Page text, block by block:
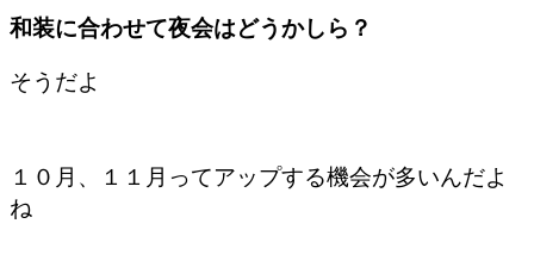
和装に合わせて夜会はどうかしら？
そうだよ
１０月、１１月ってアップする機会が多いんだよ
ね